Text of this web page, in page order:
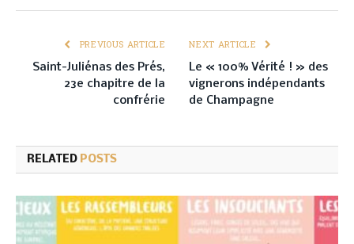
PREVIOUS ARTICLE
Saint-Juliénas des Prés,
23e chapitre de la
confrérie
NEXT ARTICLE
Le « 100% Vérité ! » des
vignerons indépendants
de Champagne
RELATED POSTS